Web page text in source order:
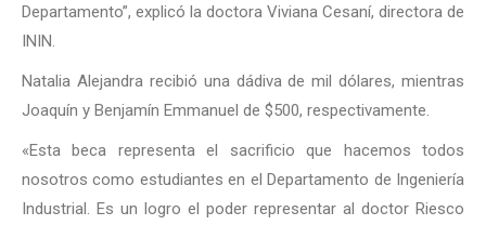
Departamento”, explicó la doctora Viviana Cesaní, directora de
ININ.
Natalia Alejandra recibió una dádiva de mil dólares, mientras
Joaquín y Benjamín Emmanuel de $500, respectivamente.
«Esta beca representa el sacrificio que hacemos todos
nosotros como estudiantes en el Departamento de Ingeniería
Industrial. Es un logro el poder representar al doctor Riesco